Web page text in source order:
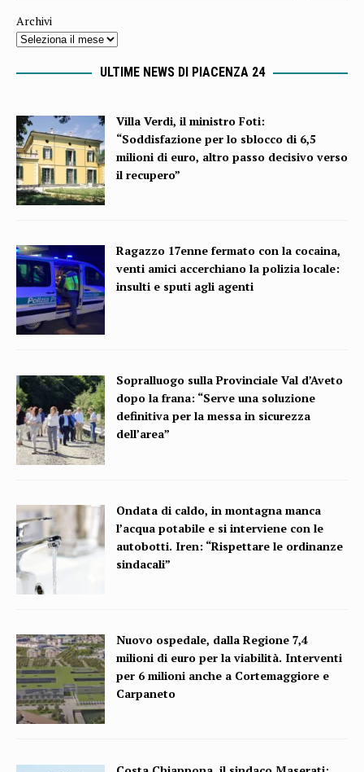
Archivi
ULTIME NEWS DI PIACENZA 24
Villa Verdi, il ministro Foti:
“Soddisfazione per lo sblocco di 6,5
milioni di euro, altro passo decisivo verso
il recupero”
Ragazzo 17enne fermato con la cocaina,
venti amici accerchiano la polizia locale:
insulti e sputi agli agenti
Sopralluogo sulla Provinciale Val d’Aveto
dopo la frana: “Serve una soluzione
definitiva per la messa in sicurezza
dell’area”
Ondata di caldo, in montagna manca
l’acqua potabile e si interviene con le
autobotti. Iren: “Rispettare le ordinanze
sindacali”
Nuovo ospedale, dalla Regione 7,4
milioni di euro per la viabilità. Interventi
per 6 milioni anche a Cortemaggiore e
Carpaneto